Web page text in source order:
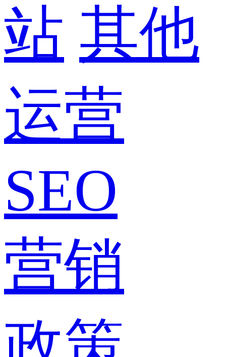
站 其他
运营
SEO
营销